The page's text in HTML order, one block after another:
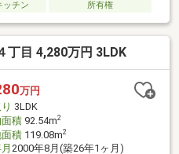
ッチン 所有権
丁目 4,280万円 3LDK
万円
3LDK
積92.54m2
積119.08m2
2000年8月(築26年1ヶ月)